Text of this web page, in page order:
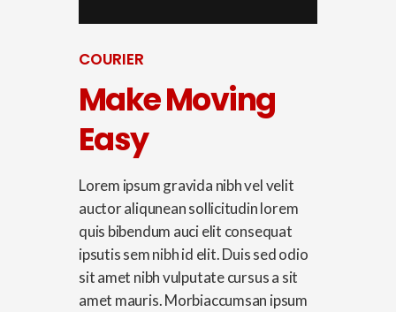
COURIER
Make Moving
Easy
Lorem ipsum gravida nibh vel velit
auctor aliqunean sollicitudin lorem
quis bibendum auci elit consequat
ipsutis sem nibh id elit. Duis sed odio
sit amet nibh vulputate cursus a sit
amet mauris. Morbiaccumsan ipsum